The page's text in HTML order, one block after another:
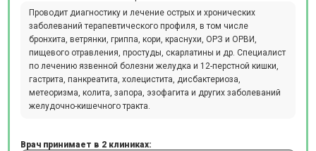
Проводит диагностику и лечение острых и хронических
заболеваний терапевтического профиля, в том числе
бронхита, ветрянки, гриппа, кори, краснухи, ОРЗ и ОРВИ,
пищевого отравления, простуды, скарлатины и др. Специалист
по лечению язвенной болезни желудка и 12-перстной кишки,
гастрита, панкреатита, холецистита, дисбактериоза,
метеоризма, колита, запора, эзофагита и других заболеваний
желудочно-кишечного тракта.
Врач принимает в 2 клиниках: